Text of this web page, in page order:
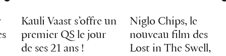
Kauli Vaast s’offre un
premier QS le jour
de ses 21 ans !
Niglo Chips, le
nouveau film des
Lost in The Swell,